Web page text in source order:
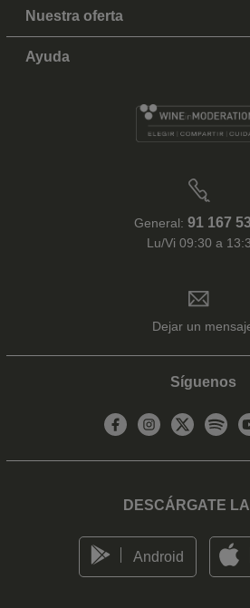
Nuestra oferta
Ayuda
General: 91 167
Lu/Vi 09:30 a
Dejar un
Síguenos
DESCÁRGATE
Android